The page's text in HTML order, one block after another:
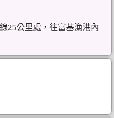
25公里處，往富基漁港內